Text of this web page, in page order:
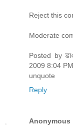
Reject this
Moderate
Posted by
2009 8:04 PM
unquote
Reply
Anonymous